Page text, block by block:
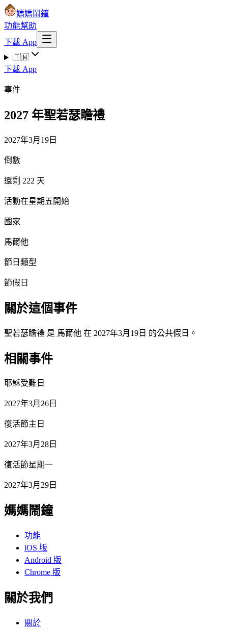
媽媽鬧鐘
功能幫助
下載 App
🇹🇼
下載 App
事件
2027 年聖若瑟瞻禮
2027年3月19日
倒數
還剩 222 天
活動在星期五開始
國家
馬爾他
節日類型
節假日
關於這個事件
聖若瑟瞻禮 是 馬爾他 在 2027年3月19日 的公共假日。
相關事件
耶穌受難日
2027年3月26日
復活節主日
2027年3月28日
復活節星期一
2027年3月29日
媽媽鬧鐘
功能
iOS 版
Android 版
Chrome 版
關於我們
關於